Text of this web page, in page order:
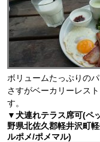
ボリュームたっぷりの
さすがベーカリーレス
す。
▼犬連れテラス席可(ペ
野県北佐久郡軽井沢町
ルポメ/ポメマル)